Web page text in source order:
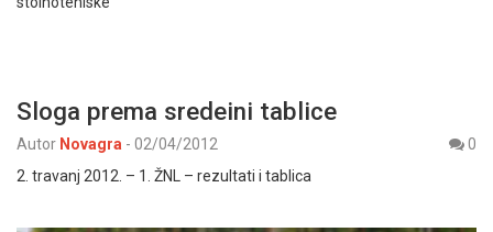
Sloga prema sredeini tablice
Autor Novagra - 02/04/2012
0
2. travanj 2012. – 1. ŽNL – rezultati i tablica